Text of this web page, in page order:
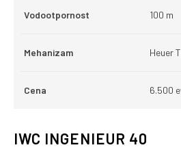
Vodootpornost 100 m
Mehanizam Heuer
Cena 6.500
IWC INGENIEUR 40